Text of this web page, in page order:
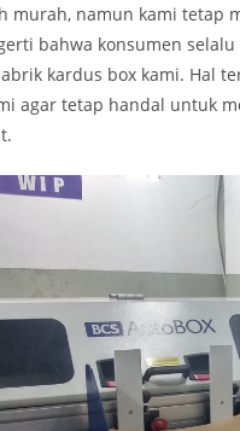
murah, namun kami tetap
bahwa konsumen
kardus box kami. Hal
agar tetap handal untuk